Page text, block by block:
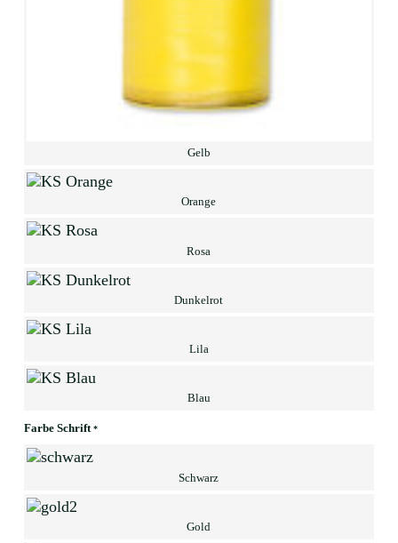
Gelb
Orange
Rosa
Dunkelrot
Lila
Blau
Farbe Schrift*
Schwarz
Gold